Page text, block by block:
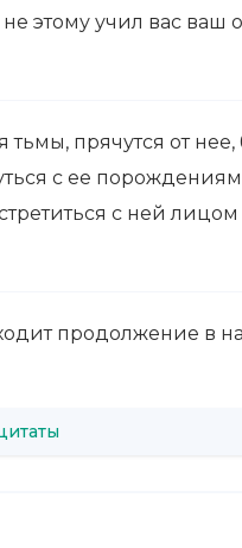
этому учил вас ваш
прячутся от нее,
с ее
с ней
продолжение в